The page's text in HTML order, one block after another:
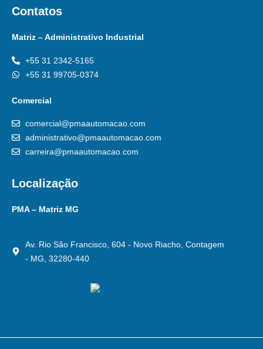
Contatos
Matriz – Administrativo Industrial
+55 31 2342-5165
+55 31 99705-0374
Comercial
comercial@pmaautomacao.com
administrativo@pmaautomacao.com
carreira@pmaautomacao.com
Localização
PMA – Matriz MG
Av. Rio São Francisco, 604 - Novo Riacho, Contagem
- MG, 32280-440